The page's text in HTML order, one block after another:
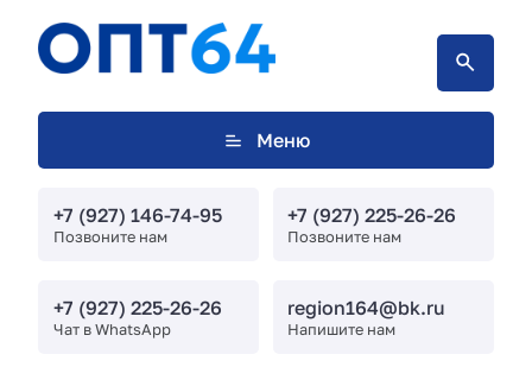
Меню
+7 (927) 146-74-95
Позвоните нам
+7 (927) 225-26-26
Позвоните нам
+7 (927) 225-26-26
Чат в WhatsApp
region164@bk.ru
Напишите нам